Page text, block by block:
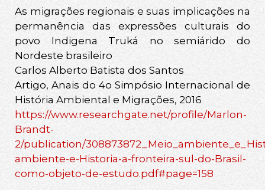
As migrações regionais e suas implicações na
permanência das expressões culturais do
povo Indigena Truká no semiárido do
Nordeste brasileiro
Carlos Alberto Batista dos Santos
Artigo, Anais do 4o Simpósio Internacional de
História Ambiental e Migrações, 2016
https://www.researchgate.net/profile/Marlon-
Brandt-
2/publication/
ambiente-e-Historia-a-fronteira-sul-do-Brasil-
como-objeto-de-estudo.pdf#page=158